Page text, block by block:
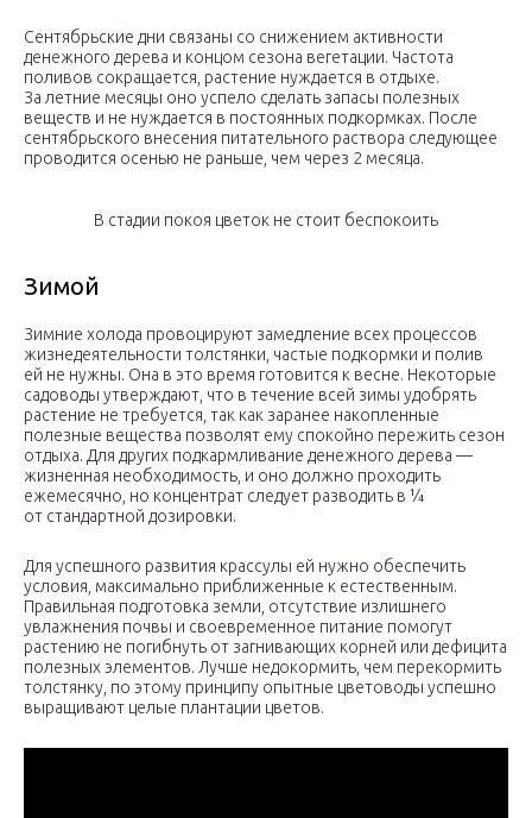
Сентябрьские дни связаны со снижением активности
денежного дерева и концом сезона вегетации. Частота
поливов сокращается, растение нуждается в отдыхе.
За летние месяцы оно успело сделать запасы полезных
веществ и не нуждается в постоянных подкормках. После
сентябрьского внесения питательного раствора следующее
проводится осенью не раньше, чем через 2 месяца.
В стадии покоя цветок не стоит беспокоить
Зимой
Зимние холода провоцируют замедление всех процессов
жизнедеятельности толстянки, частые подкормки и полив
ей не нужны. Она в это время готовится к весне. Некоторые
садоводы утверждают, что в течение всей зимы удобрять
растение не требуется, так как заранее накопленные
полезные вещества позволят ему спокойно пережить сезон
отдыха. Для других подкармливание денежного дерева —
жизненная необходимость, и оно должно проходить
ежемесячно, но концентрат следует разводить в ¼
от стандартной дозировки.
Для успешного развития крассулы ей нужно обеспечить
условия, максимально приближенные к естественным.
Правильная подготовка земли, отсутствие излишнего
увлажнения почвы и своевременное питание помогут
растению не погибнуть от загнивающих корней или дефицита
полезных элементов. Лучше недокормить, чем перекормить
толстянку, по этому принципу опытные цветоводы успешно
выращивают целые плантации цветов.